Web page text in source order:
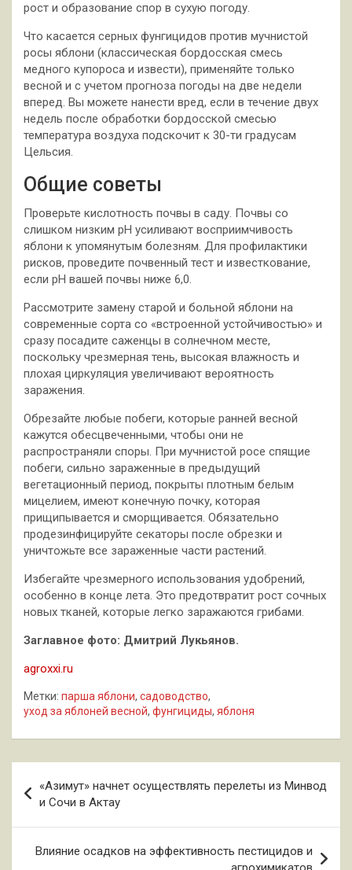
рост и образование спор в сухую погоду.
Что касается серных фунгицидов против мучнистой
росы яблони (классическая бордосская смесь
медного купороса и извести), применяйте только
весной и с учетом прогноза погоды на две недели
вперед. Вы можете нанести вред, если в течение двух
недель после обработки бордосской смесью
температура воздуха подскочит к 30-ти градусам
Цельсия.
Общие советы
Проверьте кислотность почвы в саду. Почвы со
слишком низким pH усиливают восприимчивость
яблони к упомянутым болезням. Для профилактики
рисков, проведите почвенный тест и известкование,
если pH вашей почвы ниже 6,0.
Рассмотрите замену старой и больной яблони на
современные сорта со «встроенной устойчивостью» и
сразу посадите саженцы в солнечном месте,
поскольку чрезмерная тень, высокая влажность и
плохая циркуляция увеличивают вероятность
заражения.
Обрезайте любые побеги, которые ранней весной
кажутся обесцвеченными, чтобы они не
распространяли споры. При мучнистой росе спящие
побеги, сильно зараженные в предыдущий
вегетационный период, покрыты плотным белым
мицелием, имеют конечную почку, которая
прищипывается и сморщивается. Обязательно
продезинфицируйте секаторы после обрезки и
уничтожьте все зараженные части растений.
Избегайте чрезмерного использования удобрений,
особенно в конце лета. Это предотвратит рост сочных
новых тканей, которые легко заражаются грибами.
Заглавное фото: Дмитрий Лукьянов.
agroxxi.ru
Метки: парша яблони, садоводство,
уход за яблоней весной, фунгициды, яблоня
по
записям
«Азимут» начнет осуществлять перелеты из Минвод
и Сочи в Актау
Влияние осадков на эффективность пестицидов и